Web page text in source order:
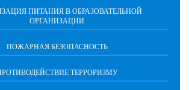
ПИТАНИЯ В ОБРАЗОВАТЕЛЬНОЙ
ОРГАНИЗАЦИИ
ПОЖАРНАЯ БЕЗОПАСНОСТЬ
ТЕРРОРИЗМУ